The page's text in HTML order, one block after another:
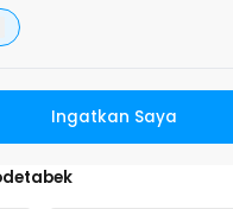
Ingatkan Saya